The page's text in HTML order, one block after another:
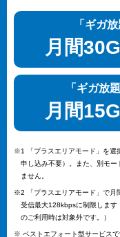
「ギガ
月間
「ギガ放
月間
※1 「プラスエリアモード」を選
申し込み不要）。また、別モー
ません。
※2 「プラスエリアモード」で月
受信最大128kbpsに制限します
のご利用時は対象外です。）
※ ベストエフォート型サービス